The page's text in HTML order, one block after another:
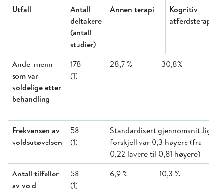
Utfall
Antall
deltakere
(antall
studier)
Annen terapi
Kognitiv
atferdsterapi
Andel menn
som var
voldelige etter
behandling
178
(1)
28,7 % 30,8%
Frekvensen av
voldsutøvelsen
58
(1)
Standardisert gjennomsnittlig
forskjell var 0,3 høyere (fra
0,22 lavere til 0,81 høyere)
Antall tilfeller
av vold
58
(1)
6,9 % 10,3 %